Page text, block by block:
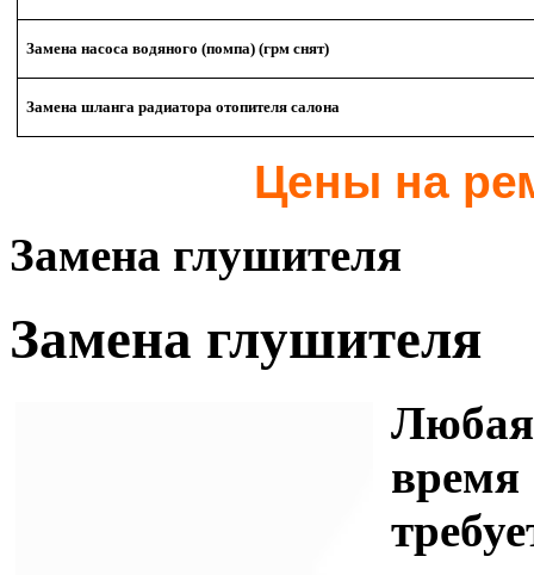
Замена насоса водяного (помпа) (грм снят)
Замена шланга радиатора отопителя салона
Цены на
Замена глушителя
Замена глушителя